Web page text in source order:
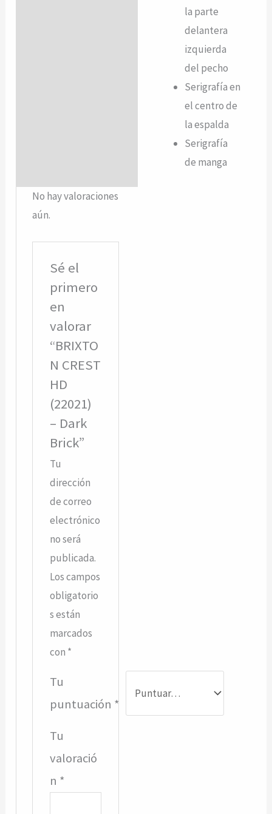
la parte
delantera
izquierda
del pecho
Serigrafía en
el centro de
la espalda
Serigrafía
de manga
No hay valoraciones
aún.
Sé el
primero
en
valorar
“BRIXTO
N CREST
HD
(22021)
– Dark
Brick”
Tu
dirección
de correo
electrónico
no será
publicada.
Los campos
obligatorio
s están
marcados
con *
Tu
puntuación *
Tu
valoració
n *